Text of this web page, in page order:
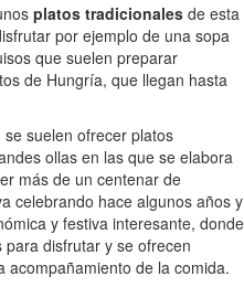
platos tradicionales de esta
por ejemplo de una sopa
que suelen preparar
de Hungría, que llegan hasta
suelen ofrecer platos
ollas en las que se elabora
más de un centenar de
celebrando hace algunos años y
y festiva interesante, donde
disfrutar y se ofrecen
acompañamiento de la comida.